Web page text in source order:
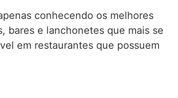
conhecendo os melhores
bares e lanchonetes que mais se
em restaurantes que possuem